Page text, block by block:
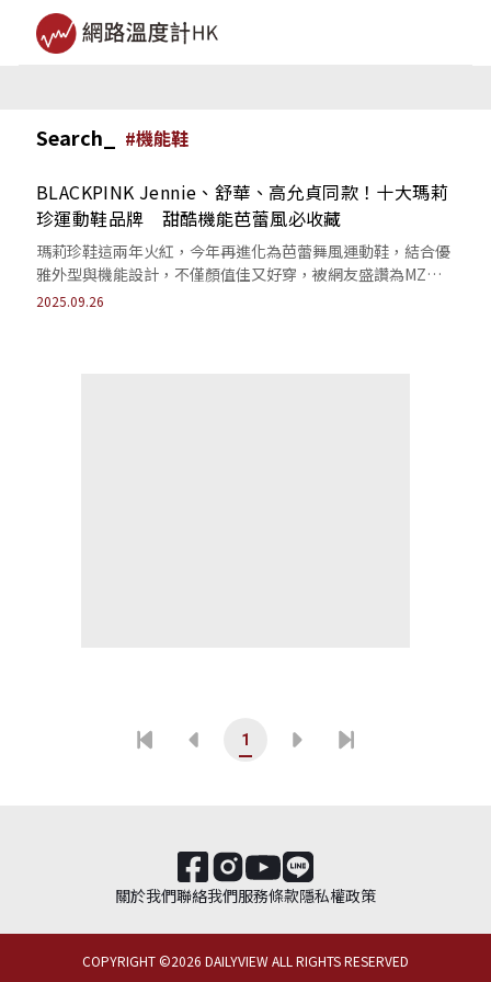
Search_ #機能鞋
BLACKPINK Jennie、舒華、高允貞同款！十大瑪莉
珍運動鞋品牌 甜酷機能芭蕾風必收藏
瑪莉珍鞋這兩年火紅，今年再進化為芭蕾舞風運動鞋，結合優
雅外型與機能設計，不僅顏值佳又好穿，被網友盛讚為MZ世
代少女鞋櫃必備單品。
2025.09.26
1
關於我們聯絡我們服務條款隱私權政策
COPYRIGHT ©2026 DAILYVIEW ALL RIGHTS RESERVED